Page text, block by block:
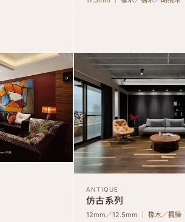
ANTIQUE
仿古系列
12mm／12.5mm ｜ 橡木／楓樺